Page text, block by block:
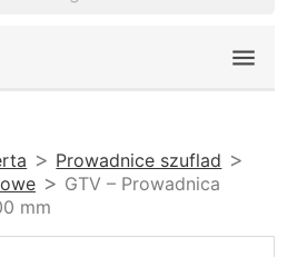
Prowadnice szuflad
GTV – Prowadnica
mm